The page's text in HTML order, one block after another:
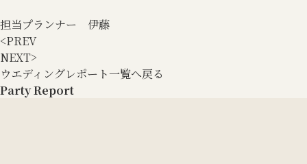
担当プランナー 伊藤
<PREV
NEXT>
ウエディングレポート一覧へ戻る
Party Report